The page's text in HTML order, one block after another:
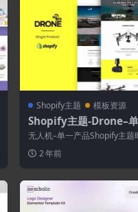
Shopify主题 模板资源
Shopify主题-Drone–
pify主题
无人机–单一产品Shopify主题
2 年前